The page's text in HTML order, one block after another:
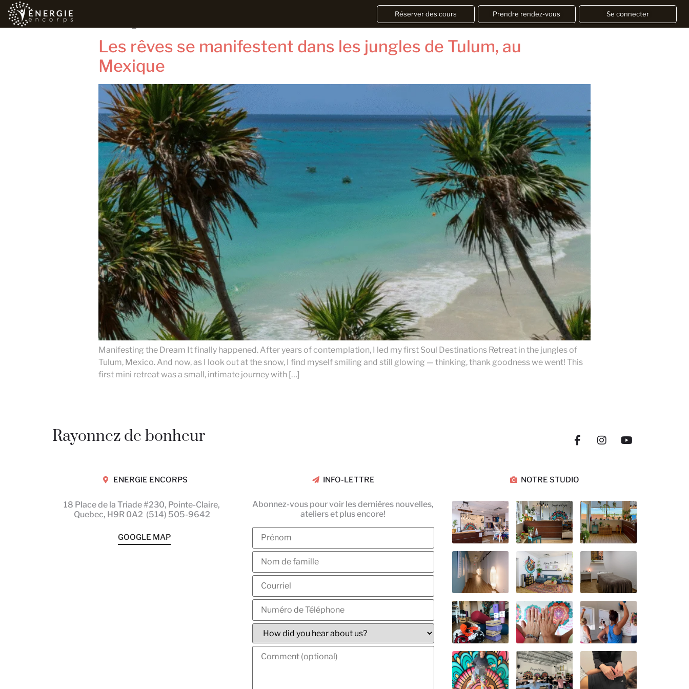
Réserver des cours Prendre rendez-vous Se connecter
Les rêves se manifestent dans les jungles de Tulum, au
Mexique
Manifesting the Dream It finally happened. After years of contemplation, I led my first Soul Destinations Retreat in the jungles of
Tulum, Mexico. And now, as I look out at the snow, I find myself smiling and still glowing — thinking, thank goodness we went! This
first mini retreat was a small, intimate journey with […]
Rayonnez de bonheur
ENERGIE ENCORPS
18 Place de la Triade #230, Pointe-Claire,
Quebec, H9R 0A2 (514) 505-9642
GOOGLE MAP
INFO-LETTRE
Abonnez-vous pour voir les dernières nouvelles,
ateliers et plus encore!
NOTRE STUDIO